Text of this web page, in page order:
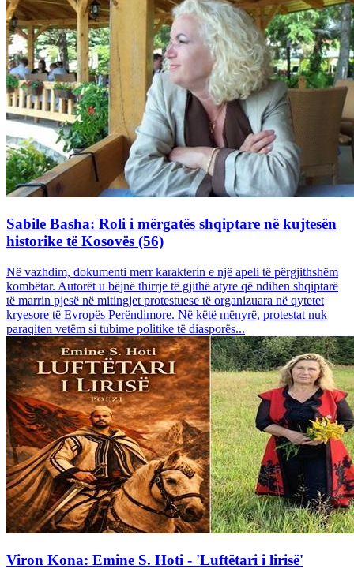
Sabile Basha: Roli i mërgatës shqiptare në kujtesën
historike të Kosovës (56)
Në vazhdim, dokumenti merr karakterin e një apeli të përgjithshëm
kombëtar. Autorët u bëjnë thirrje të gjithë atyre që ndihen shqiptarë
të marrin pjesë në mitingjet protestuese të organizuara në qytetet
kryesore të Evropës Perëndimore. Në këtë mënyrë, protestat nuk
paraqiten vetëm si tubime politike të diasporës...
Viron Kona: Emine S. Hoti - 'Luftëtari i lirisë'